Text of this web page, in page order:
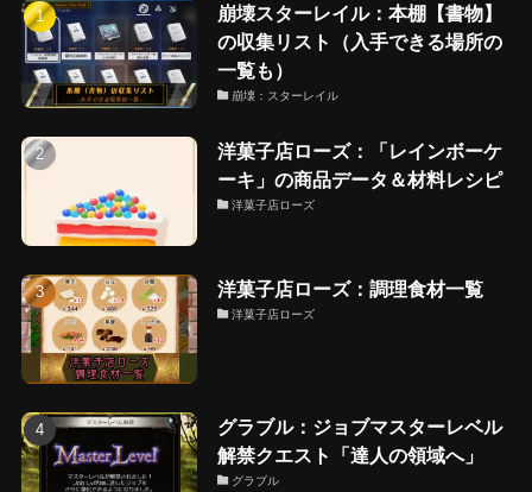
崩壊スターレイル：本棚【書物】
の収集リスト（入手できる場所の
一覧も）
崩壊：スターレイル
洋菓子店ローズ：「レインボーケ
ーキ」の商品データ＆材料レシピ
洋菓子店ローズ
洋菓子店ローズ：調理食材一覧
洋菓子店ローズ
グラブル：ジョブマスターレベル
解禁クエスト「達人の領域へ」
グラブル